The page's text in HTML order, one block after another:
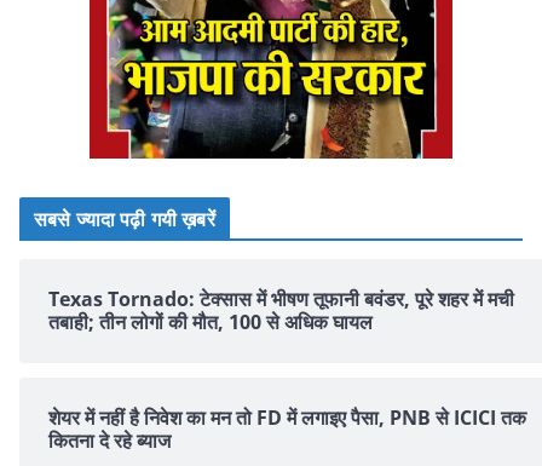
सबसे ज्यादा पढ़ी गयी ख़बरें
Texas Tornado: टेक्सास में भीषण तूफानी बवंडर, पूरे शहर में मची
तबाही; तीन लोगों की मौत, 100 से अधिक घायल
शेयर में नहीं है न‍िवेश का मन तो FD में लगाइए पैसा, PNB से ICICI तक
क‍ितना दे रहे ब्‍याज